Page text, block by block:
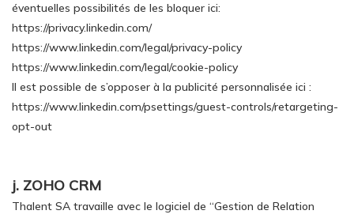
éventuelles possibilités de les bloquer ici:
https://privacy.linkedin.com/
https://www.linkedin.com/legal/privacy-policy
https://www.linkedin.com/legal/cookie-policy
Il est possible de s’opposer à la publicité personnalisée ici :
https://www.linkedin.com/psettings/guest-controls/retargeting-
opt-out
j. ZOHO CRM
Thalent SA travaille avec le logiciel de “Gestion de Relation